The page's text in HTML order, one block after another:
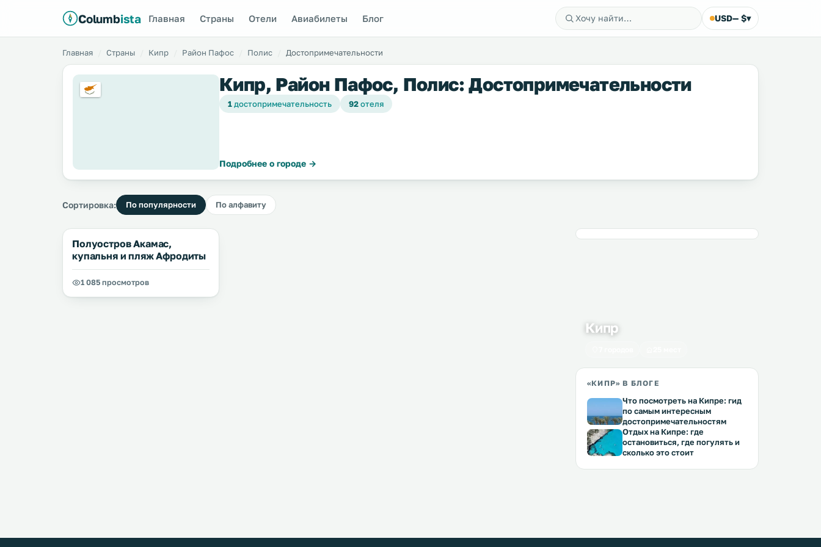
Columbista Главная Страны Отели Авиабилеты Блог USD— $▾
Главная Страны Кипр Район Пафос Полис Достопримечательности
Кипр, Район Пафос, Полис: Достопримечательности
1достопримечательность 92отеля
Подробнее о городе →
Сортировка: По популярности По алфавиту
Полуостров Акамас,
купальня и пляж Афродиты
1 085 просмотров
Кипр
«КИПР» В БЛОГЕ
Что посмотреть на Кипре: гид
по самым интересным
достопримечательностям
Отдых на Кипре: где
остановиться, где погулять и
сколько это стоит